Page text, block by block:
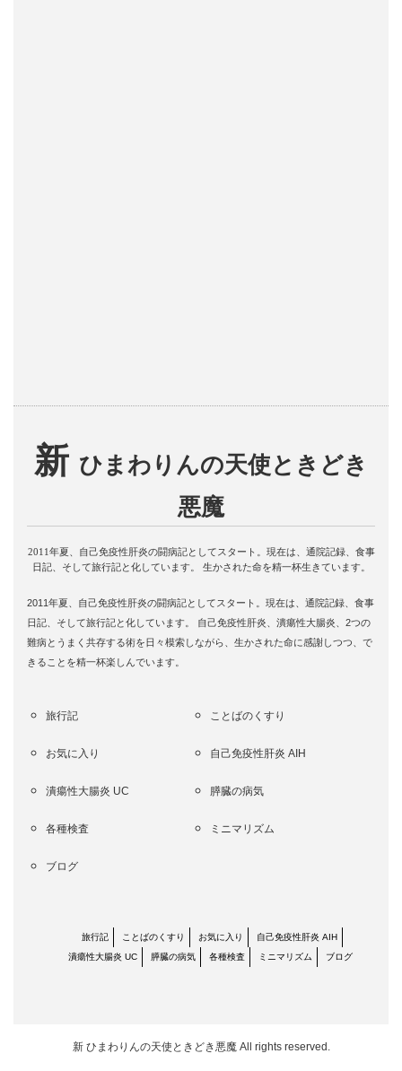
新 ひまわりんの天使ときどき
悪魔
2011年夏、自己免疫性肝炎の闘病記としてスタート。現在は、通院記録、食事
日記、そして旅行記と化しています。 生かされた命を精一杯生きています。
2011年夏、自己免疫性肝炎の闘病記としてスタート。現在は、通院記録、食事
日記、そして旅行記と化しています。 自己免疫性肝炎、潰瘍性大腸炎、2つの
難病とうまく共存する術を日々模索しながら、生かされた命に感謝しつつ、で
きることを精一杯楽しんでいます。
旅行記 ことばのくすり
お気に入り 自己免疫性肝炎 AIH
潰瘍性大腸炎 UC 膵臓の病気
各種検査 ミニマリズム
ブログ
旅行記 ことばのくすり お気に入り
自己免疫性肝炎 AIH
潰瘍性大腸炎 UC
膵臓の病気 各種検査 ミニマリズム ブログ
新 ひまわりんの天使ときどき悪魔 All rights reserved.